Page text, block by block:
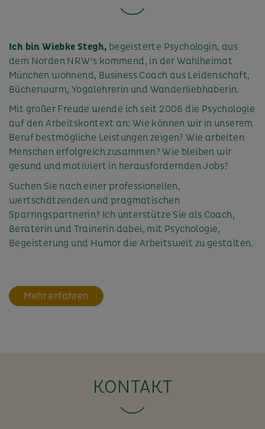
Ich bin Wiebke Stegh, begeisterte Psychologin, aus
dem Norden NRW‘s kommend, in der Wahlheimat
München wohnend, Business Coach aus Leidenschaft,
Bücherwurm, Yogalehrerin und Wanderliebhaberin.
Mit großer Freude wende ich seit 2006 die Psychologie
auf den Arbeitskontext an: Wie können wir in unserem
Beruf bestmögliche Leistungen zeigen? Wie arbeiten
Menschen erfolgreich zusammen? Wie bleiben wir
gesund und motiviert in herausfordernden Jobs?
Suchen Sie nach einer professionellen,
wertschätzenden und pragmatischen
Sparringspartnerin? Ich unterstütze Sie als Coach,
Beraterin und Trainerin dabei, mit Psychologie,
Begeisterung und Humor die Arbeitswelt zu gestalten.
Mehr erfahren
KONTAKT